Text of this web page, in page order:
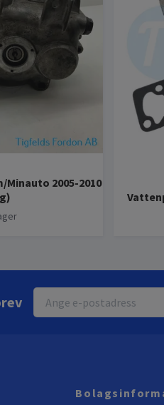
Minauto 2005-2010